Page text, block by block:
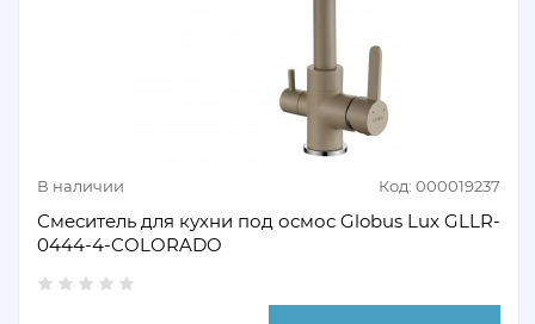
В наличии Код: 000019237
Смеситель для кухни под осмос Globus Lux GLLR-
0444-4-COLORADO